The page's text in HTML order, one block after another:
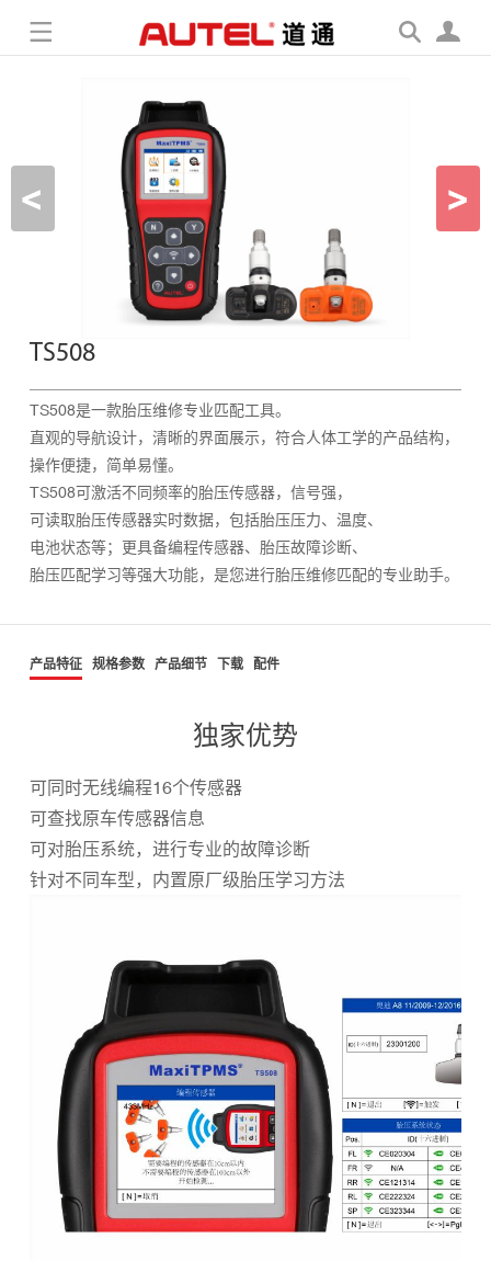
TS508
TS508是一款胎压维修专业匹配工具。
直观的导航设计，清晰的界面展示，符合人体工学的产品结构，
操作便捷，简单易懂。
TS508可激活不同频率的胎压传感器，信号强，
可读取胎压传感器实时数据，包括胎压压力、温度、
电池状态等；更具备编程传感器、胎压故障诊断、
胎压匹配学习等强大功能，是您进行胎压维修匹配的专业助手。
产品特征 规格参数 产品细节 下载 配件
独家优势
可同时无线编程16个传感器
可查找原车传感器信息
可对胎压系统，进行专业的故障诊断
针对不同车型，内置原厂级胎压学习方法